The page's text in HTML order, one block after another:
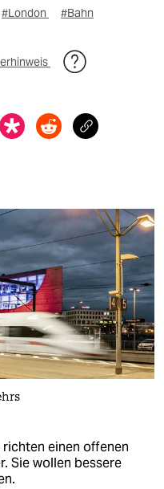
#London #Bahn
einen offenen
Sie wollen bessere